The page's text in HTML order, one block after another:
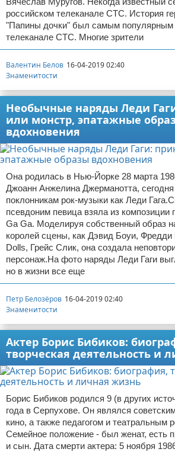
российском телеканале СТС. История
"Папины дочки" был самым популярным
телеканале СТС. Многие зрители
Валентин Белов 16-04-2019 02:40
Знаменитости
Необычные наряды Леди
или монстр, эпатажные
вдохновения
Она родилась в Нью-Йорке 28 марта
Джоанн Анжелина Джерманотта, сегодня
поклонникам рок-музыки как Леди
псевдоним певица взяла из композиции
Ga Ga. Моделируя собственный образ
королей сцены, как Дэвид Боуи,
Dolls, Грейс Слик, она создала
персонаж.На фото наряды Леди Гаги
но в жизни все еще
Петр Белозёров 16-04-2019 02:40
Знаменитости
Актер Борис Бибиков:
творческая деятельность и
Борис Бибиков родился 9 (в других
года в Серпухове. Он являлся
кино, а также педагогом и театральным
Семейное положение - был женат, есть
и сын. Дата смерти актера: 5 ноября